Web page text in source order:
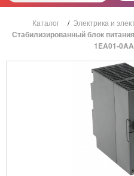
Каталог / Электрика и
Стабилизированный блок
1EA01-